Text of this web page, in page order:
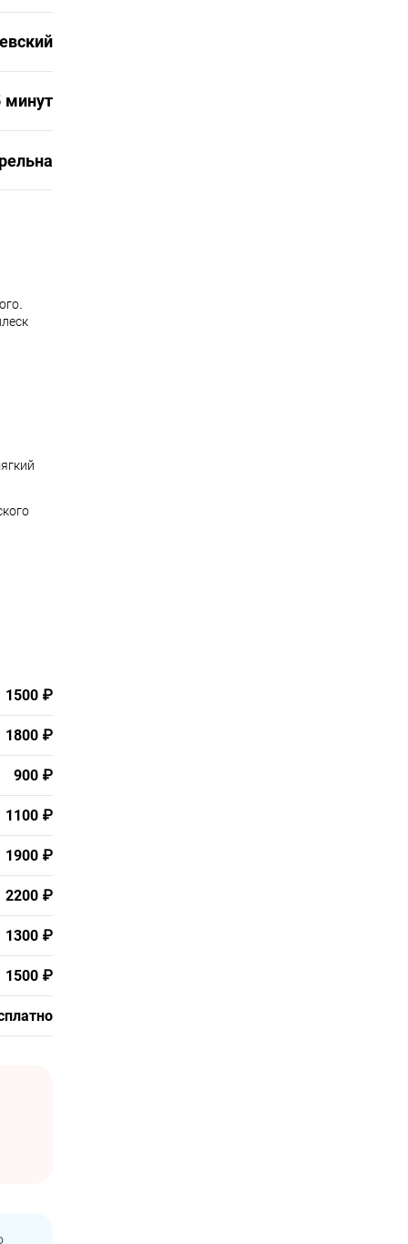
минут
1500 ₽
1800 ₽
900 ₽
1100 ₽
1900 ₽
2200 ₽
1300 ₽
1500 ₽